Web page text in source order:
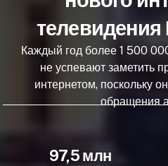
телевидения
Каждый год более 1 500
не успевают заметить
интернетом, поскольку
обращения
97,5 млн